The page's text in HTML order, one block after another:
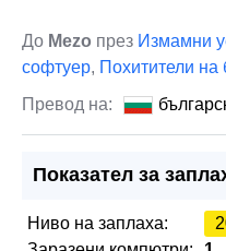
До Mezo през Измамни
софтуер, Похитители на
Превод на:
Показател за
Ниво на заплаха: